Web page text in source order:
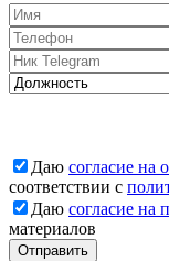
Даю согласие на
соответствии с
Даю согласие
материалов
Отправить